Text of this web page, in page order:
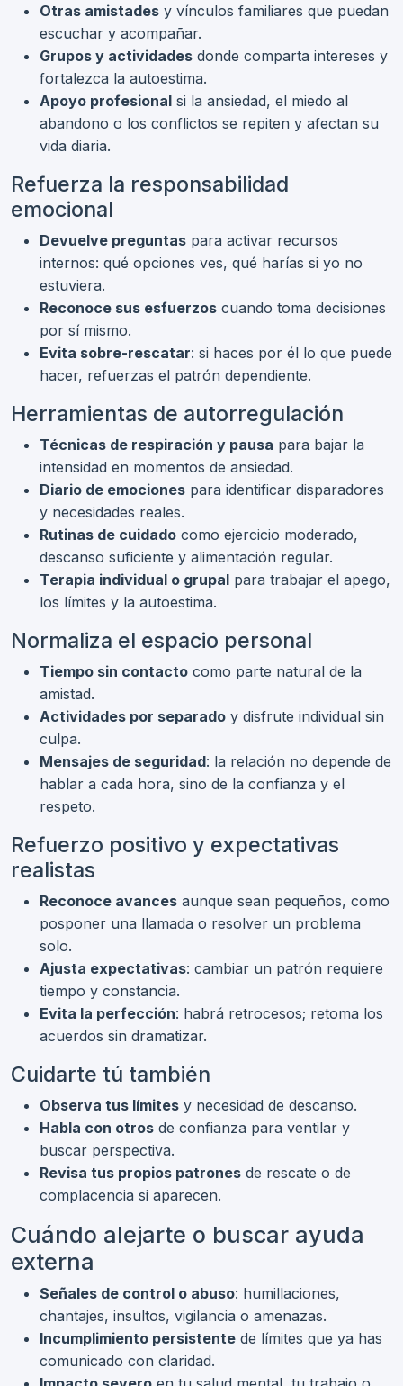
Otras amistades y vínculos familiares que puedan
escuchar y acompañar.
Grupos y actividades donde comparta intereses y
fortalezca la autoestima.
Apoyo profesional si la ansiedad, el miedo al
abandono o los conflictos se repiten y afectan su
vida diaria.
Refuerza la responsabilidad
emocional
Devuelve preguntas para activar recursos
internos: qué opciones ves, qué harías si yo no
estuviera.
Reconoce sus esfuerzos cuando toma decisiones
por sí mismo.
Evita sobre-rescatar: si haces por él lo que puede
hacer, refuerzas el patrón dependiente.
Herramientas de autorregulación
Técnicas de respiración y pausa para bajar la
intensidad en momentos de ansiedad.
Diario de emociones para identificar disparadores
y necesidades reales.
Rutinas de cuidado como ejercicio moderado,
descanso suficiente y alimentación regular.
Terapia individual o grupal para trabajar el apego,
los límites y la autoestima.
Normaliza el espacio personal
Tiempo sin contacto como parte natural de la
amistad.
Actividades por separado y disfrute individual sin
culpa.
Mensajes de seguridad: la relación no depende de
hablar a cada hora, sino de la confianza y el
respeto.
Refuerzo positivo y expectativas
realistas
Reconoce avances aunque sean pequeños, como
posponer una llamada o resolver un problema
solo.
Ajusta expectativas: cambiar un patrón requiere
tiempo y constancia.
Evita la perfección: habrá retrocesos; retoma los
acuerdos sin dramatizar.
Cuidarte tú también
Observa tus límites y necesidad de descanso.
Habla con otros de confianza para ventilar y
buscar perspectiva.
Revisa tus propios patrones de rescate o de
complacencia si aparecen.
Cuándo alejarte o buscar ayuda
externa
Señales de control o abuso: humillaciones,
chantajes, insultos, vigilancia o amenazas.
Incumplimiento persistente de límites que ya has
comunicado con claridad.